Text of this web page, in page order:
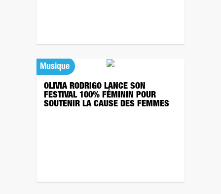
Musique
OLIVIA RODRIGO LANCE SON
FESTIVAL 100% FÉMININ POUR
SOUTENIR LA CAUSE DES FEMMES